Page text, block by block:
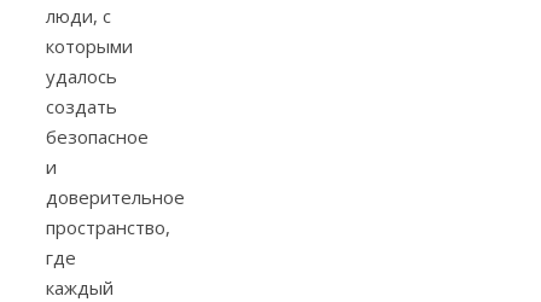
люди, c
которыми
удалось
создать
безопасное
и
доверительное
пространство,
где
каждый